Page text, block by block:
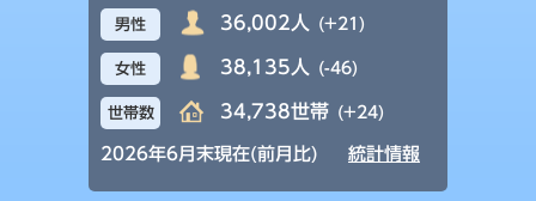
男性 36,002人 (+21)
女性 38,135人 (-46)
世帯数 34,738世帯 (+24)
2026年6月末現在(前月比) 統計情報